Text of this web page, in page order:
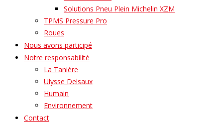
Solutions Pneu Plein Michelin XZM
TPMS Pressure Pro
Roues
Nous avons participé
Notre responsabilité
La Tanière
Ulysse Delsaux
Humain
Environnement
Contact